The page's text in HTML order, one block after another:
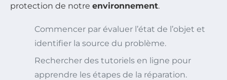
protection de notre environnement.
Commencer par évaluer l’état de l’objet et
identifier la source du problème.
Rechercher des tutoriels en ligne pour
apprendre les étapes de la réparation.